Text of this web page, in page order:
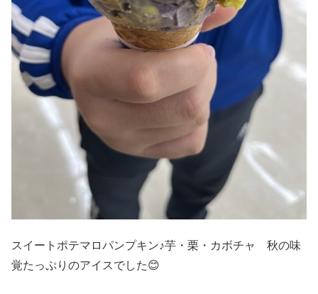
スイートポテマロパンプキン♪芋・栗・カボチャ 秋の味
覚たっぷりのアイスでした😊